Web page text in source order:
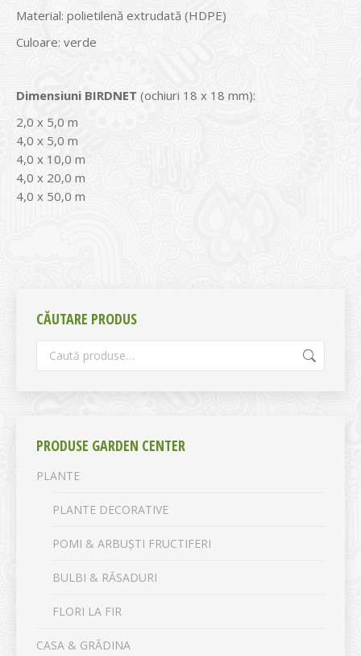
Material: polietilenă extrudată (HDPE)
Culoare: verde
Dimensiuni BIRDNET (ochiuri 18 x 18 mm):
2,0 x 5,0 m
4,0 x 5,0 m
4,0 x 10,0 m
4,0 x 20,0 m
4,0 x 50,0 m
CĂUTARE PRODUS
PRODUSE GARDEN CENTER
PLANTE
PLANTE DECORATIVE
POMI & ARBUȘTI FRUCTIFERI
BULBI & RĂSADURI
FLORI LA FIR
CASA & GRĂDINA